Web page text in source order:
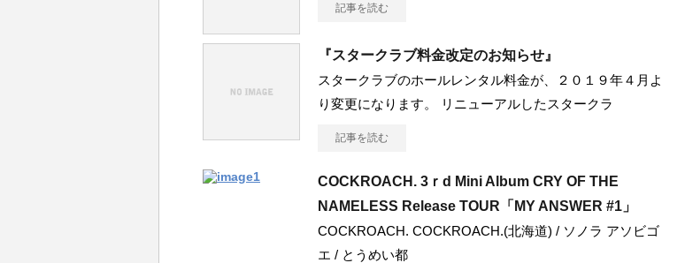
記事を読む
『スタークラブ料金改定のお知らせ』
スタークラブのホールレンタル料金が、２０１９年４月よ
り変更になります。 リニューアルしたスタークラ
記事を読む
COCKROACH. 3ｒd Mini Album CRY OF THE
NAMELESS Release TOUR「MY ANSWER #1」
COCKROACH. COCKROACH.(北海道) / ソノラ アソビゴ
エ / とうめい都